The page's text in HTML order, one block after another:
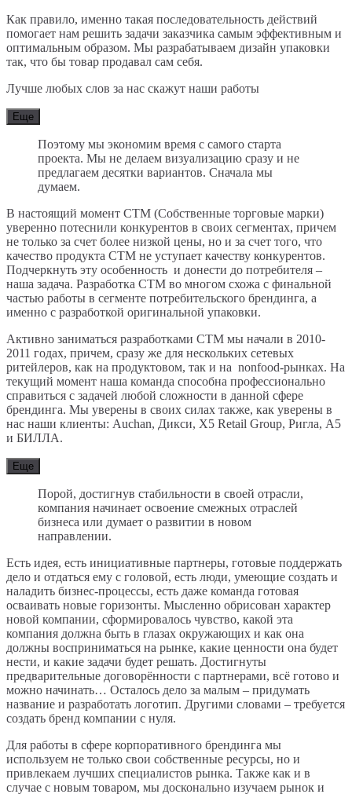
Как правило, именно такая последовательность действий
помогает нам решить задачи заказчика самым эффективным и
оптимальным образом. Мы разрабатываем дизайн упаковки
так, что бы товар продавал сам себя.
Лучше любых слов за нас скажут наши работы
Еще
Поэтому мы экономим время с самого старта
проекта. Мы не делаем визуализацию сразу и не
предлагаем десятки вариантов. Сначала мы
думаем.
В настоящий момент СТМ (Собственные торговые марки)
уверенно потеснили конкурентов в своих сегментах, причем
не только за счет более низкой цены, но и за счет того, что
качество продукта СТМ не уступает качеству конкурентов.
Подчеркнуть эту особенность и донести до потребителя –
наша задача. Разработка СТМ во многом схожа с финальной
частью работы в сегменте потребительского брендинга, а
именно с разработкой оригинальной упаковки.
Активно заниматься разработками СТМ мы начали в 2010-
2011 годах, причем, сразу же для нескольких сетевых
ритейлеров, как на продуктовом, так и на nonfood-рынках. На
текущий момент наша команда способна профессионально
справиться с задачей любой сложности в данной сфере
брендинга. Мы уверены в своих силах также, как уверены в
нас наши клиенты: Auchan, Дикси, Х5 Retail Group, Ригла, А5
и БИЛЛА.
Еще
Порой, достигнув стабильности в своей отрасли,
компания начинает освоение смежных отраслей
бизнеса или думает о развитии в новом
направлении.
Есть идея, есть инициативные партнеры, готовые поддержать
дело и отдаться ему с головой, есть люди, умеющие создать и
наладить бизнес-процессы, есть даже команда готовая
осваивать новые горизонты. Мысленно обрисован характер
новой компании, сформировалось чувство, какой эта
компания должна быть в глазах окружающих и как она
должны восприниматься на рынке, какие ценности она будет
нести, и какие задачи будет решать. Достигнуты
предварительные договорённости с партнерами, всё готово и
можно начинать… Осталось дело за малым – придумать
название и разработать логотип. Другими словами – требуется
создать бренд компании с нуля.
Для работы в сфере корпоративного брендинга мы
используем не только свои собственные ресурсы, но и
привлекаем лучших специалистов рынка. Также как и в
случае с новым товаром, мы досконально изучаем рынок и